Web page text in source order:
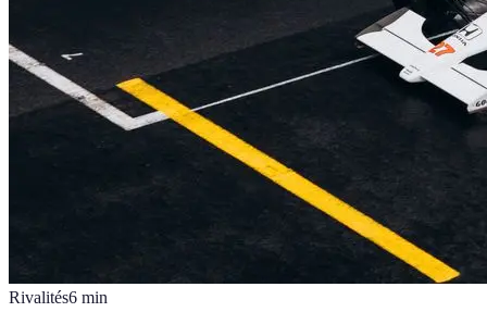
Rivalités6 min